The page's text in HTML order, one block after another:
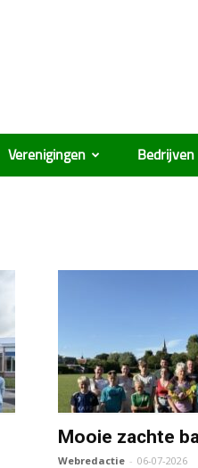
Verenigingen Bedrijven
Mooie zachte
Webredactie - 06-07-2026